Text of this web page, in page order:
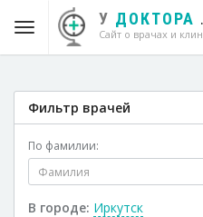
У ДОКТОРА
Сайт о врачах и
Фильтр врачей
По фамилии:
В городе: Иркутск